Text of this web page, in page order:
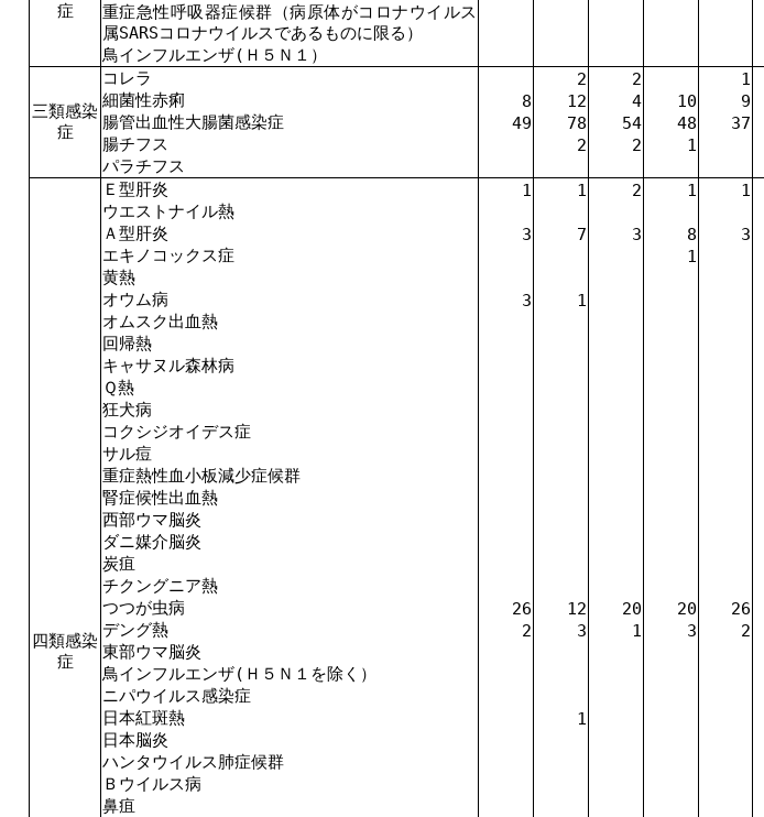
症
重症急性呼吸器症候群（病原体がコロナウイルス
属SARSコロナウイルスであるものに限る）
鳥インフルエンザ(Ｈ５Ｎ１）
三類感染
症
コレラ 2 2
1
細菌性赤痢
8 12 4 10 9
腸管出血性大腸菌感染症
49 78 54 48 37
腸チフス
2 2 1
パラチフス
四類感染
症
Ｅ型肝炎 1 1 2 1 1
ウエストナイル熱
Ａ型肝炎
3 7 3 8 3
エキノコックス症
1
黄熱
オウム病
3
1
オムスク出血熱
回帰熱
キャサヌル森林病
Ｑ熱
狂犬病
コクシジオイデス症
サル痘
重症熱性血小板減少症候群
腎症候性出血熱
西部ウマ脳炎
ダニ媒介脳炎
炭疽
チクングニア熱
つつが虫病
26 12 20 20 26
デング熱
2 3 1 3 2
東部ウマ脳炎
鳥インフルエンザ(Ｈ５Ｎ１を除く）
ニパウイルス感染症
日本紅斑熱
1
日本脳炎
ハンタウイルス肺症候群
Ｂウイルス病
鼻疽